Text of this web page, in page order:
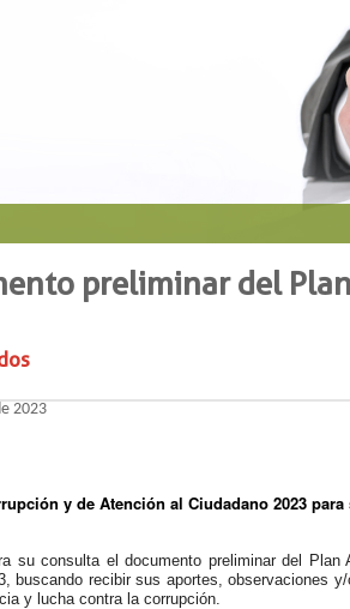
preliminar del
2023
y de Atención al Ciudadano 2023
su consulta el documento preliminar del
buscando recibir sus aportes, observaciones
y lucha contra la corrupción.​